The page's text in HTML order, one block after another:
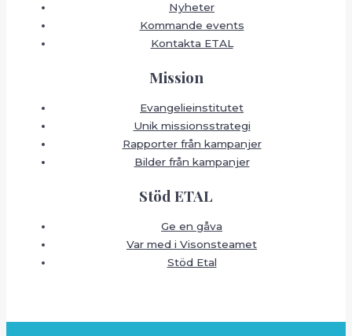
Nyheter
Kommande events
Kontakta ETAL
Mission
Evangelieinstitutet
Unik missionsstrategi
Rapporter från kampanjer
Bilder från kampanjer
Stöd ETAL
Ge en gåva
Var med i Visonsteamet
Stöd Etal